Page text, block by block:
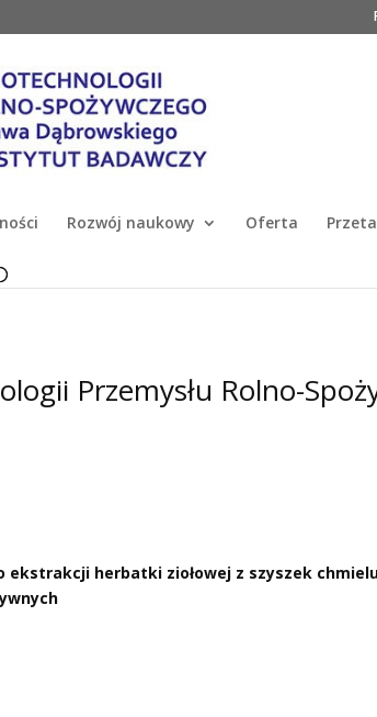
Rozwój naukowy Oferta
Przemysłu Rolno-
ekstrakcji herbatki ziołowej z szyszek